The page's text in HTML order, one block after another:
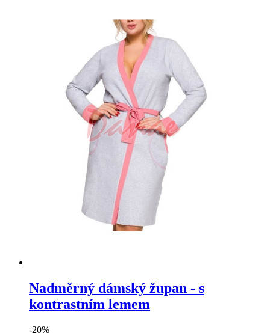
Nadměrný dámský župan - s
kontrastním lemem
-20%